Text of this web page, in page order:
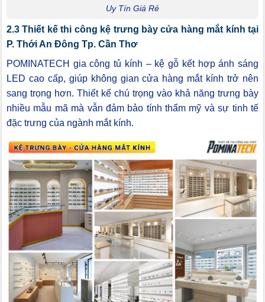
Uy Tín Giá Rẻ
2.3 Thiết kế thi công kệ trưng bày cửa hàng mắt kính tại
P. Thới An Đông Tp. Cần Thơ
POMINATECH gia công tủ kính – kệ gỗ kết hợp ánh sáng
LED cao cấp, giúp không gian cửa hàng mắt kính trở nên
sang trọng hơn. Thiết kế chú trọng vào khả năng trưng bày
nhiều mẫu mã mà vẫn đảm bảo tính thẩm mỹ và sự tinh tế
đặc trưng của ngành mắt kính.